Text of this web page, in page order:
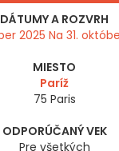
DÁTUMY A ROZVRH
2025 Na 31.
MIESTO
Paríž
75 Paris
ODPORÚČANÝ VEK
Pre všetkých